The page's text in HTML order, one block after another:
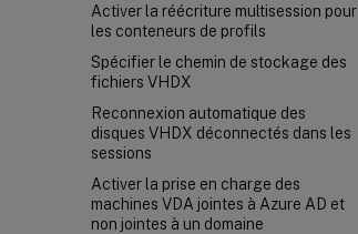
Activer la réécriture multisession pour
les conteneurs de profils
Spécifier le chemin de stockage des
fichiers VHDX
Reconnexion automatique des
disques VHDX déconnectés dans les
sessions
Activer la prise en charge des
machines VDA jointes à Azure AD et
non jointes à un domaine